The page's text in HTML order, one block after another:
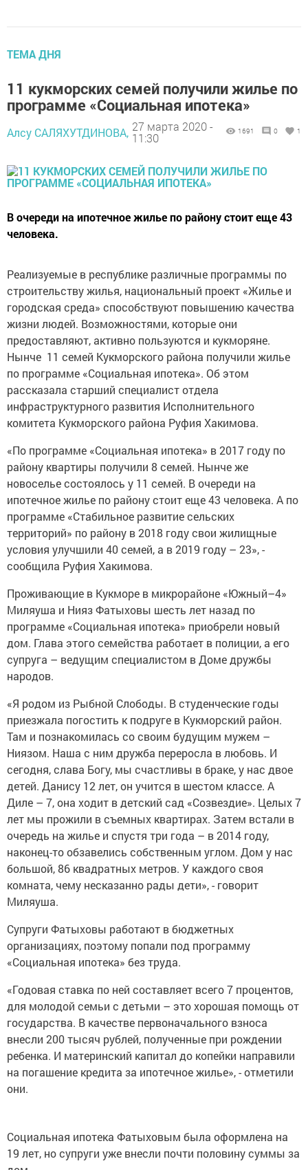
ТЕМА ДНЯ
11 кукморских семей получили жилье по
программе «Социальная ипотека»
Алсу САЛЯХУТДИНОВА, 27 марта 2020 -
11:30
1691 0 1
В очереди на ипотечное жилье по району стоит еще 43
человека.
Реализуемые в республике различные программы по
строительству жилья, национальный проект «Жилье и
городская среда» способствуют повышению качества
жизни людей. Возможностями, которые они
предоставляют, активно пользуются и кукморяне.
Нынче 11 семей Кукморского района получили жилье
по программе «Социальная ипотека». Об этом
рассказала старший специалист отдела
инфраструктурного развития Исполнительного
комитета Кукморского района Руфия Хакимова.
«По программе «Социальная ипотека» в 2017 году по
району квартиры получили 8 семей. Нынче же
новоселье состоялось у 11 семей. В очереди на
ипотечное жилье по району стоит еще 43 человека. А по
программе «Стабильное развитие сельских
территорий» по району в 2018 году свои жилищные
условия улучшили 40 семей, а в 2019 году – 23», -
сообщила Руфия Хакимова.
Проживающие в Кукморе в микрорайоне «Южный–4»
Миляуша и Нияз Фатыховы шесть лет назад по
программе «Социальная ипотека» приобрели новый
дом. Глава этого семейства работает в полиции, а его
супруга – ведущим специалистом в Доме дружбы
народов.
«Я родом из Рыбной Слободы. В студенческие годы
приезжала погостить к подруге в Кукморский район.
Там и познакомилась со своим будущим мужем –
Ниязом. Наша с ним дружба переросла в любовь. И
сегодня, слава Богу, мы счастливы в браке, у нас двое
детей. Данису 12 лет, он учится в шестом классе. А
Диле – 7, она ходит в детский сад «Созвездие». Целых 7
лет мы прожили в съемных квартирах. Затем встали в
очередь на жилье и спустя три года – в 2014 году,
наконец-то обзавелись собственным углом. Дом у нас
большой, 86 квадратных метров. У каждого своя
комната, чему несказанно рады дети», - говорит
Миляуша.
Супруги Фатыховы работают в бюджетных
организациях, поэтому попали под программу
«Социальная ипотека» без труда.
«Годовая ставка по ней составляет всего 7 процентов,
для молодой семьи с детьми – это хорошая помощь от
государства. В качестве первоначального взноса
внесли 200 тысяч рублей, полученные при рождении
ребенка. И материнский капитал до копейки направили
на погашение кредита за ипотечное жилье», - отметили
они.
Социальная ипотека Фатыховым была оформлена на
19 лет, но супруги уже внесли почти половину суммы за